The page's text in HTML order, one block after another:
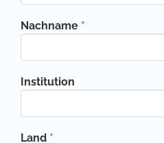
Nachname *
Institution
Land *